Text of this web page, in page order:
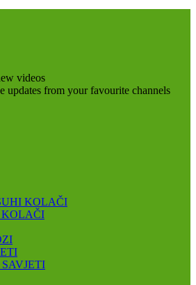
videos
updates from your favourite channels
KOLAČI